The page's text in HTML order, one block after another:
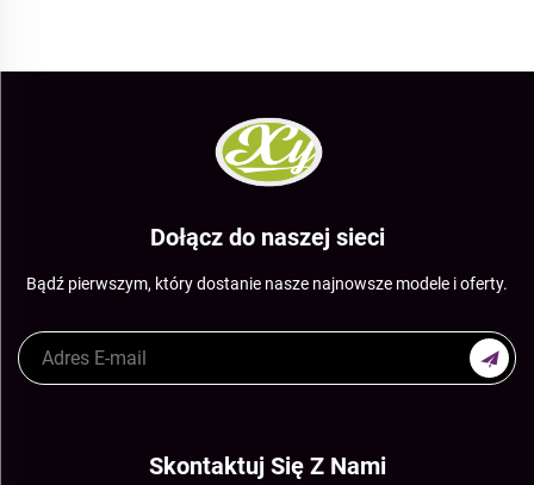
Dołącz do naszej sieci
Bądź pierwszym, który dostanie nasze najnowsze modele i oferty.
Skontaktuj Się Z Nami